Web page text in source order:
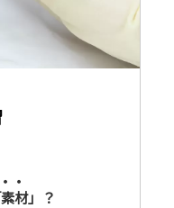
・
材」？